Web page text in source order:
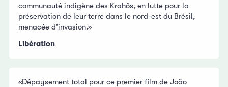
communauté indigène des Krahôs, en lutte pour la
préservation de leur terre dans le nord-est du Brésil,
menacée d’invasion.»
Libération
«Dépaysement total pour ce premier film de João